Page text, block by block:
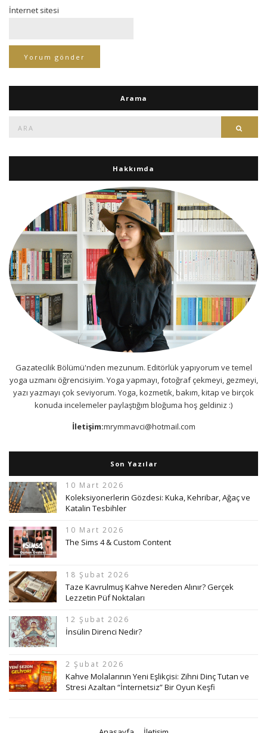
İnternet sitesi
Arama
Hakkımda
Gazatecilik Bölümü'nden mezunum. Editörlük yapıyorum ve temel
yoga uzmanı öğrencisiyim. Yoga yapmayı, fotoğraf çekmeyi, gezmeyi,
yazı yazmayı çok seviyorum. Yoga, kozmetik, bakım, kitap ve birçok
konuda incelemeler paylaştığım bloğuma hoş geldiniz :)
İletişim:mrymmavci@hotmail.com
Son Yazılar
10 Mart 2026
Koleksiyonerlerin Gözdesi: Kuka, Kehribar, Ağaç ve
Katalin Tesbihler
10 Mart 2026
The Sims 4 & Custom Content
18 Şubat 2026
Taze Kavrulmuş Kahve Nereden Alınır? Gerçek
Lezzetin Püf Noktaları
12 Şubat 2026
İnsülin Direnci Nedir?
2 Şubat 2026
Kahve Molalarının Yeni Eşlikçisi: Zihni Dinç Tutan ve
Stresi Azaltan “İnternetsiz” Bir Oyun Keşfi